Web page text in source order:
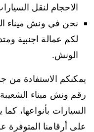
الاحجام لنقل
نحن في ونش ميناء
لكم عمالة اجنبية
الونش.
يمكنكم الاستفادة من
رقم ونش ميناء
السيارات بأنواعها،
على أرقامنا